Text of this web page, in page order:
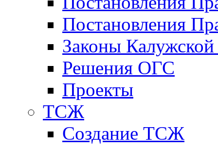
Постановления
Законы Калужской
Решения ОГС
Проекты
ТСЖ
Создание ТСЖ